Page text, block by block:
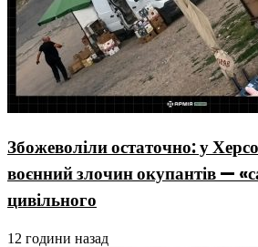
Збожеволіли остаточно: у
воєнний злочин окупантів —
цивільного
12 години назад